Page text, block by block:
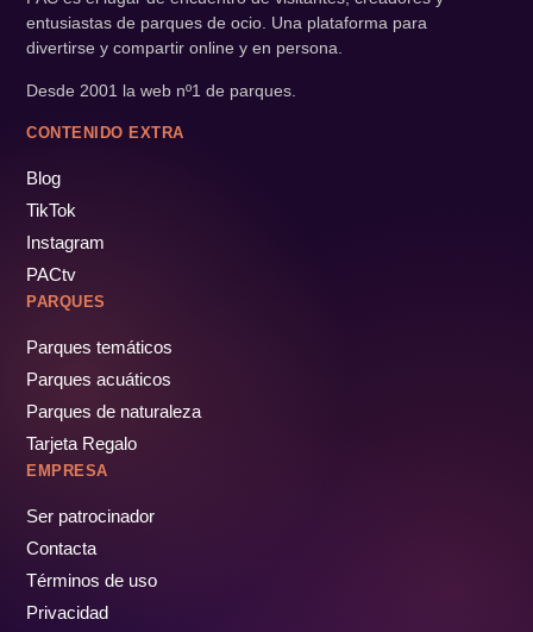
entusiastas de parques de ocio. Una plataforma para
divertirse y compartir online y en persona.
Desde 2001 la web nº1 de parques.
CONTENIDO EXTRA
Blog
TikTok
Instagram
PACtv
PARQUES
Parques temáticos
Parques acuáticos
Parques de naturaleza
Tarjeta Regalo
EMPRESA
Ser patrocinador
Contacta
Términos de uso
Privacidad